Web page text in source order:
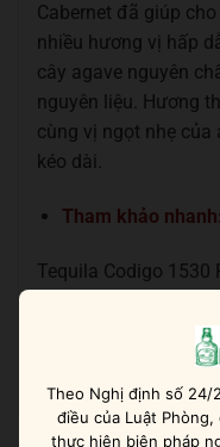
Cabernet đã giúp
nhiều hương vị hấp
cây agave nguyên
nguyên liệu. Hương
cùng vị ngọt nhẹ của
kéo dài.
Tham khảo nhanh:
Tequila Codigo 1530
nghệ thuật. Nó thích
chất và pha chế
Theo Nghị định số
điều của Luật
thực hiện biện pháp